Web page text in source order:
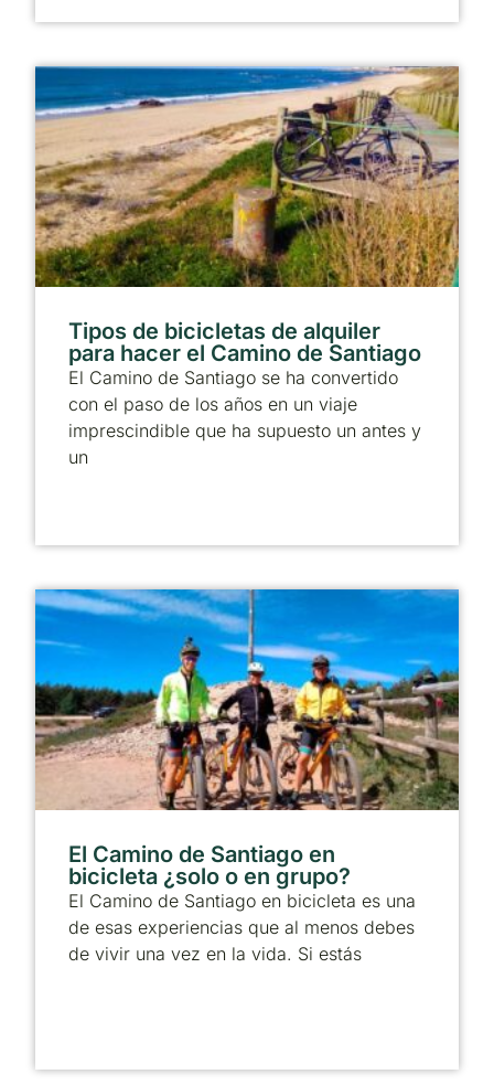
Tipos de bicicletas de alquiler
para hacer el Camino de Santiago
El Camino de Santiago se ha convertido
con el paso de los años en un viaje
imprescindible que ha supuesto un antes y
un
El Camino de Santiago en
bicicleta ¿solo o en grupo?
El Camino de Santiago en bicicleta es una
de esas experiencias que al menos debes
de vivir una vez en la vida. Si estás